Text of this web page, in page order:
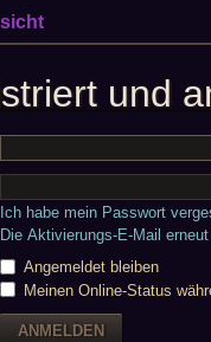
und
Ich habe mein Passwort
Die Aktivierungs-E-Mail
Angemeldet bleiben
Meinen Online-Status